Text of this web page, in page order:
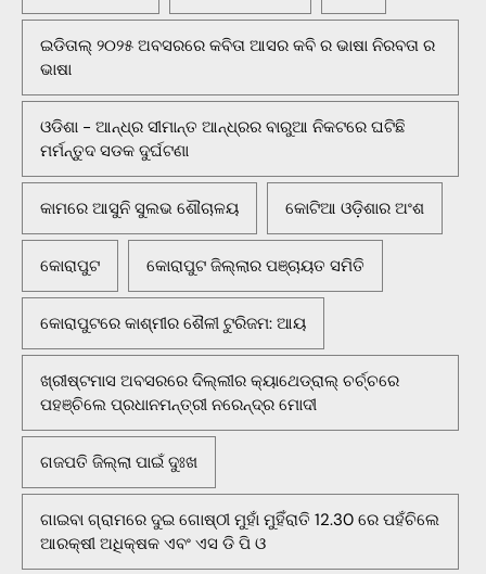
ଇଡିତାଲ୍ ୨୦୨୫ ଅବସରରେ କବିତା ଆସର କବି ର ଭାଷା ନିରବତା ର
ଭାଷା
ଓଡିଶା - ଆନ୍ଧ୍ର ସୀମାନ୍ତ ଆନ୍ଧ୍ରର ବାରୁଆ ନିକଟରେ ଘଟିଛି
ମର୍ମନ୍ତୁଦ ସଡକ ଦୁର୍ଘଟଣା
କାମରେ ଆସୁନି ସୁଲଭ ଶୌଚାଳୟ କୋଟିଆ ଓଡ଼ିଶାର ଅଂଶ
କୋରାପୁଟ କୋରାପୁଟ ଜିଲ୍ଲାର ପଞ୍ଚାୟତ ସମିତି
କୋରାପୁଟରେ କାଶ୍ମୀର ଶୈଳୀ ଟୁରିଜମ: ଆୟ
ଖ୍ରୀଷ୍ଟମାସ ଅବସରରେ ଦିଲ୍ଲୀର କ୍ୟାଥେଡ୍ରାଲ୍ ଚର୍ଚ୍ଚରେ
ପହଞ୍ଚିଲେ ପ୍ରଧାନମନ୍ତ୍ରୀ ନରେନ୍ଦ୍ର ମୋଦୀ
ଗଜପତି ଜିଲ୍ଲା ପାଇଁ ଦୁଃଖ
ଗାଇବା ଗ୍ରାମରେ ଦୁଇ ଗୋଷ୍ଠୀ ମୁହାଁ ମୁହିଁରାତି 12.30 ରେ ପହଁଚିଲେ
ଆରକ୍ଷୀ ଅଧିକ୍ଷକ ଏବଂ ଏସ ଡି ପି ଓ